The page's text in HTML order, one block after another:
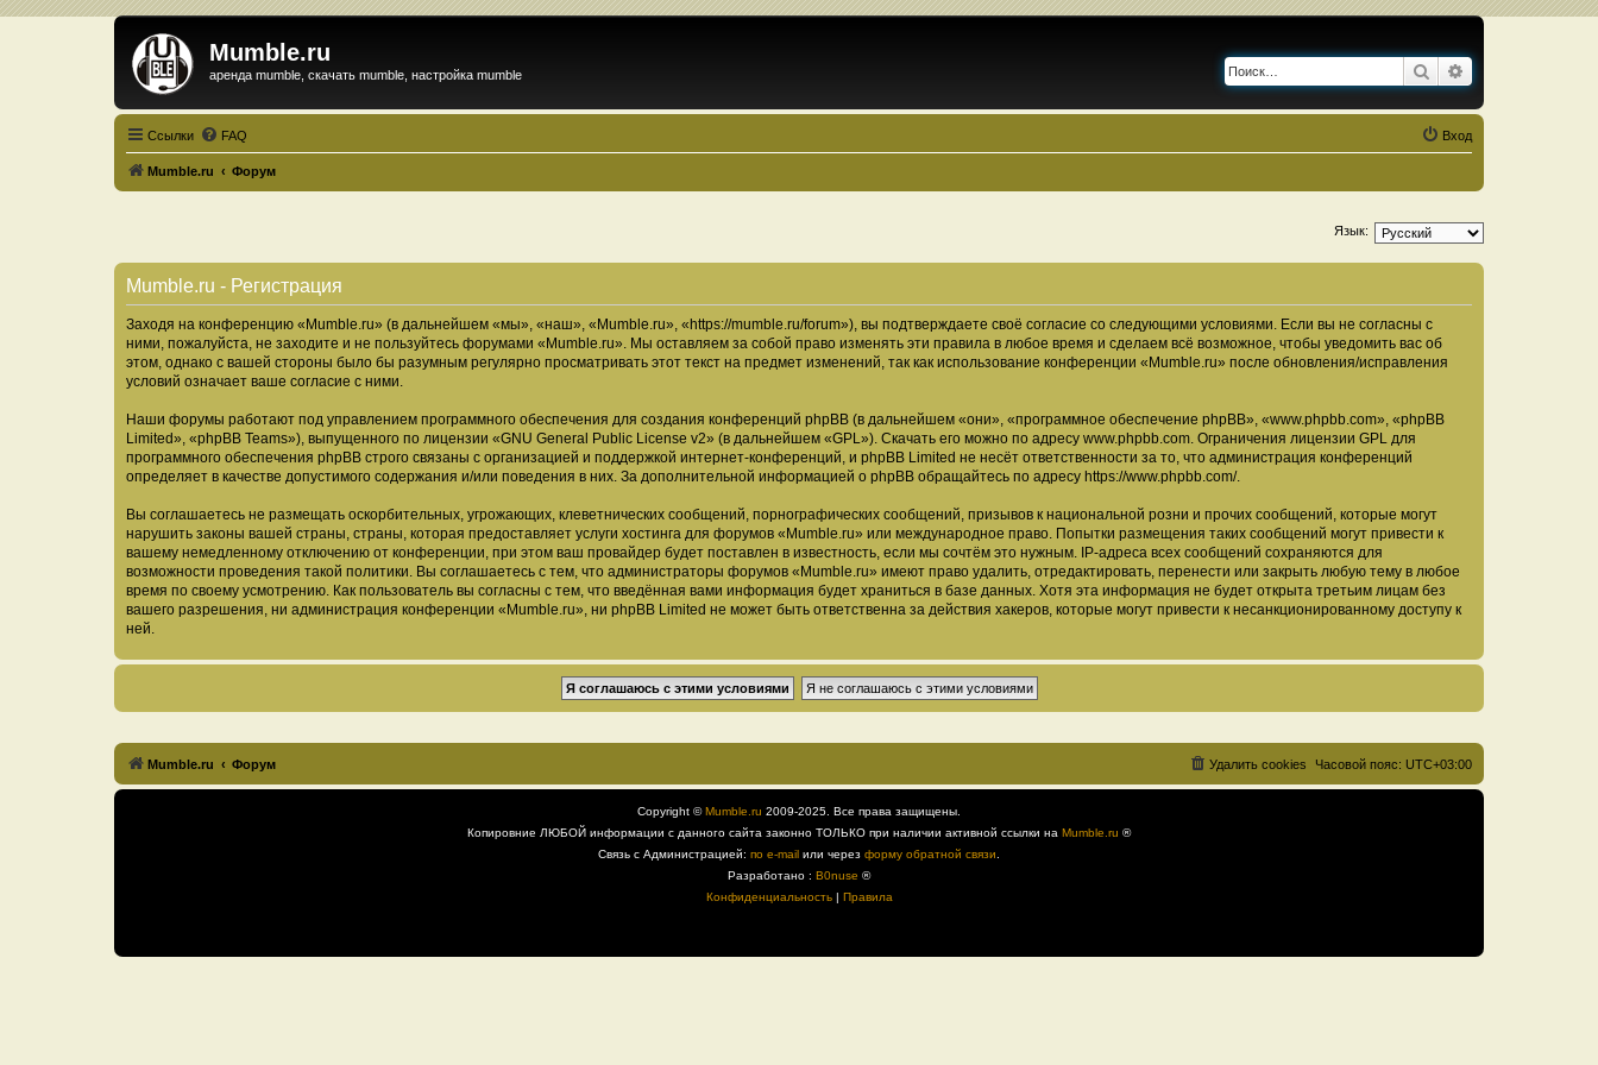
Mumble.ru
аренда mumble, скачать mumble, настройка mumble Поиск
Ссылки FAQ Вход
Mumble.ru Форум
Язык:
Mumble.ru - Регистрация
Заходя на конференцию «Mumble.ru» (в дальнейшем «мы», «наш», «Mumble.ru», «https://mumble.ru/forum»), вы подтверждаете своё согласие со следующими условиями. Если вы не согласны с
ними, пожалуйста, не заходите и не пользуйтесь форумами «Mumble.ru». Мы оставляем за собой право изменять эти правила в любое время и сделаем всё возможное, чтобы уведомить вас об
этом, однако с вашей стороны было бы разумным регулярно просматривать этот текст на предмет изменений, так как использование конференции «Mumble.ru» после обновления/исправления
условий означает ваше согласие с ними.
Наши форумы работают под управлением программного обеспечения для создания конференций phpBB (в дальнейшем «они», «программное обеспечение phpBB», «www.phpbb.com», «phpBB
Limited», «phpBB Teams»), выпущенного по лицензии «GNU General Public License v2» (в дальнейшем «GPL»). Скачать его можно по адресу www.phpbb.com. Ограничения лицензии GPL для
программного обеспечения phpBB строго связаны с организацией и поддержкой интернет-конференций, и phpBB Limited не несёт ответственности за то, что администрация конференций
определяет в качестве допустимого содержания и/или поведения в них. За дополнительной информацией о phpBB обращайтесь по адресу https://www.phpbb.com/.
Вы соглашаетесь не размещать оскорбительных, угрожающих, клеветнических сообщений, порнографических сообщений, призывов к национальной розни и прочих сообщений, которые могут
нарушить законы вашей страны, страны, которая предоставляет услуги хостинга для форумов «Mumble.ru» или международное право. Попытки размещения таких сообщений могут привести к
вашему немедленному отключению от конференции, при этом ваш провайдер будет поставлен в известность, если мы сочтём это нужным. IP-адреса всех сообщений сохраняются для
возможности проведения такой политики. Вы соглашаетесь с тем, что администраторы форумов «Mumble.ru» имеют право удалить, отредактировать, перенести или закрыть любую тему в любое
время по своему усмотрению. Как пользователь вы согласны с тем, что введённая вами информация будет храниться в базе данных. Хотя эта информация не будет открыта третьим лицам без
вашего разрешения, ни администрация конференции «Mumble.ru», ни phpBB Limited не может быть ответственна за действия хакеров, которые могут привести к несанкционированному доступу к
ней.
Mumble.ru Форум Часовой пояс: UTC+03:00
Удалить cookies
Copyright ©Mumble.ru 2009-2025. Все права защищены.
Копировние ЛЮБОЙ информации с данного сайта законно ТОЛЬКО при наличии активной ссылки на Mumble.ru ®
Связь с Администрацией: по e-mail или через форму обратной связи
Разработано : B0nuse ®
Конфиденциальность| Правила